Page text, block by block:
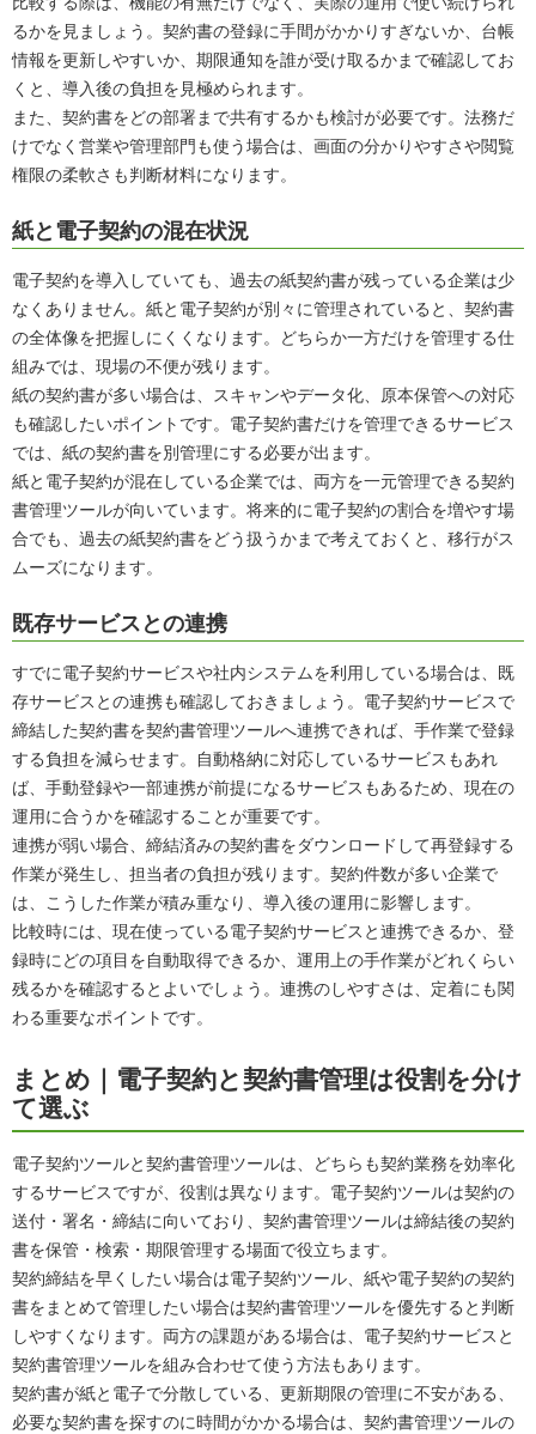
るかを見ましょう。契約書の登録に手間がかかりすぎないか、台帳
情報を更新しやすいか、期限通知を誰が受け取るかまで確認してお
くと、導入後の負担を見極められます。
また、契約書をどの部署まで共有するかも検討が必要です。法務だ
けでなく営業や管理部門も使う場合は、画面の分かりやすさや閲覧
権限の柔軟さも判断材料になります。
紙と電子契約の混在状況
電子契約を導入していても、過去の紙契約書が残っている企業は少
なくありません。紙と電子契約が別々に管理されていると、契約書
の全体像を把握しにくくなります。どちらか一方だけを管理する仕
組みでは、現場の不便が残ります。
紙の契約書が多い場合は、スキャンやデータ化、原本保管への対応
も確認したいポイントです。電子契約書だけを管理できるサービス
では、紙の契約書を別管理にする必要が出ます。
紙と電子契約が混在している企業では、両方を一元管理できる契約
書管理ツールが向いています。将来的に電子契約の割合を増やす場
合でも、過去の紙契約書をどう扱うかまで考えておくと、移行がス
ムーズになります。
既存サービスとの連携
すでに電子契約サービスや社内システムを利用している場合は、既
存サービスとの連携も確認しておきましょう。電子契約サービスで
締結した契約書を契約書管理ツールへ連携できれば、手作業で登録
する負担を減らせます。自動格納に対応しているサービスもあれ
ば、手動登録や一部連携が前提になるサービスもあるため、現在の
運用に合うかを確認することが重要です。
連携が弱い場合、締結済みの契約書をダウンロードして再登録する
作業が発生し、担当者の負担が残ります。契約件数が多い企業で
は、こうした作業が積み重なり、導入後の運用に影響します。
比較時には、現在使っている電子契約サービスと連携できるか、登
録時にどの項目を自動取得できるか、運用上の手作業がどれくらい
残るかを確認するとよいでしょう。連携のしやすさは、定着にも関
わる重要なポイントです。
まとめ｜電子契約と契約書管理は役割を分け
て選ぶ
電子契約ツールと契約書管理ツールは、どちらも契約業務を効率化
するサービスですが、役割は異なります。電子契約ツールは契約の
送付・署名・締結に向いており、契約書管理ツールは締結後の契約
書を保管・検索・期限管理する場面で役立ちます。
契約締結を早くしたい場合は電子契約ツール、紙や電子契約の契約
書をまとめて管理したい場合は契約書管理ツールを優先すると判断
しやすくなります。両方の課題がある場合は、電子契約サービスと
契約書管理ツールを組み合わせて使う方法もあります。
契約書が紙と電子で分散している、更新期限の管理に不安がある、
必要な契約書を探すのに時間がかかる場合は、契約書管理ツールの